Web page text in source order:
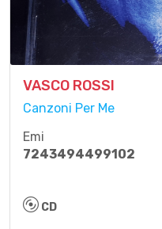
VASCO ROSSI
Canzoni Per Me
Emi
7243494499102
CD